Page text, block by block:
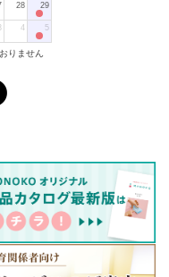
28 29
4 5
りません